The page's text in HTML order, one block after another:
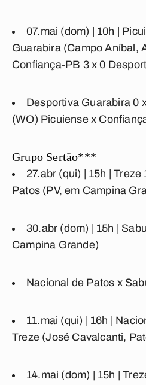
07.mai (dom) | 10h |
Guarabira(Campo Aníbal,
Confiança-PB 3 x 0
Desportiva Guarabira 0
(WO) Picuiense x
Grupo Sertão***
27.abr (qui) | 15h |Treze
Patos (PV, em Campina
30.abr (dom) | 15h |
Campina Grande)
Nacional de Patos x
11.mai (qui) | 16h |
Treze (José Cavalcanti,
14.mai (dom) | 15h |